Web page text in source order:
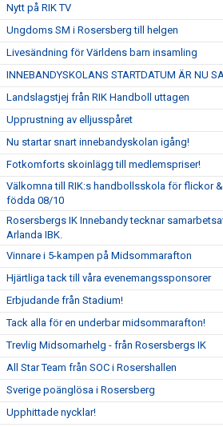
Nytt på RIK TV
Ungdoms SM i Rosersberg till helgen
Livesändning för Världens barn insamling
INNEBANDYSKOLANS STARTDATUM ÄR NU
Landslagstjej från RIK Handboll uttagen
Upprustning av elljusspåret
Nu startar snart innebandyskolan igång!
Fotkomforts skoinlägg till medlemspriser!
Välkomna till RIK:s handbollsskola för flickor
födda 08/10
Rosersbergs IK Innebandy tecknar
Arlanda IBK.
Vinnare i 5-kampen på Midsommarafton
Hjärtliga tack till våra evenemangssponsorer
Erbjudande från Stadium!
Tack alla för en underbar midsommarafton!
Trevlig Midsomarhelg - från Rosersbergs IK
All Star Team från SOC i Rosershallen
Sverige poänglösa i Rosersberg
Upphittade nycklar!